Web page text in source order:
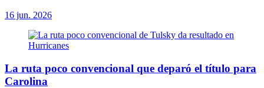
16 jun. 2026
La ruta poco convencional que deparó el título para
Carolina